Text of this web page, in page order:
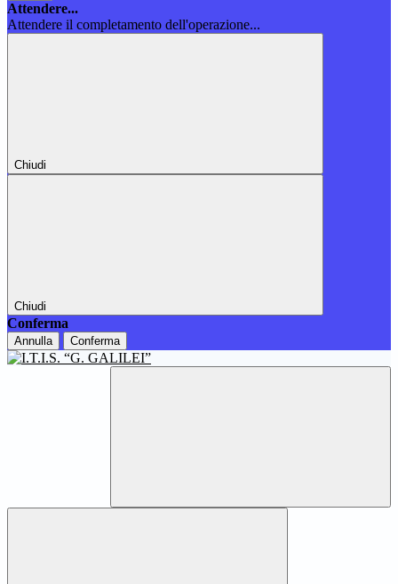
Attendere...
Attendere il completamento dell'operazione...
Chiudi
Chiudi
Conferma
Annulla Conferma